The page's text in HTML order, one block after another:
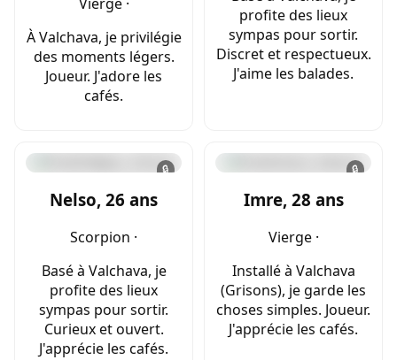
À Valchava, je privilégie
des moments légers.
Joueur. J'adore les
cafés.
profite des lieux
sympas pour sortir.
Discret et respectueux.
J'aime les balades.
🔒
Nelso, 26 ans
Scorpion ·
Basé à Valchava, je
profite des lieux
sympas pour sortir.
Curieux et ouvert.
J'apprécie les cafés.
🔒
Imre, 28 ans
Vierge ·
Installé à Valchava
(Grisons), je garde les
choses simples. Joueur.
J'apprécie les cafés.